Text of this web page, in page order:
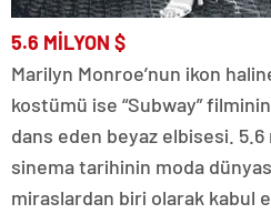
5.6 MİLYON $
Marilyn Monroe’nun ikon
kostümü ise “Subway”
dans eden beyaz elbisesi.
sinema tarihinin moda
miraslardan biri olarak kabul